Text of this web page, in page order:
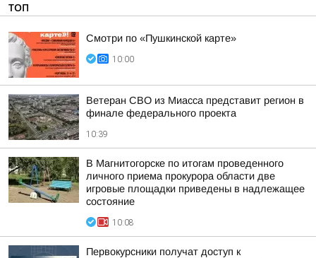
ТОП
Смотри по «Пушкинской карте»
10:00
Ветеран СВО из Миасса представит регион в
финале федерального проекта
10:39
В Магнитогорске по итогам проведенного
личного приема прокурора области две
игровые площадки приведены в надлежащее
состояние
10:08
Первокурсники получат доступ к